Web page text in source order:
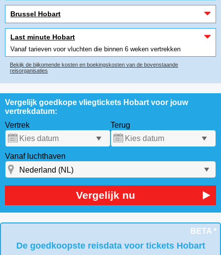
Brussel Hobart
Last minute Hobart
Vanaf tarieven voor vluchten die binnen 6 weken vertrekken
Bekijk de bijkomende kosten en boekingskosten van de bovenstaande
reisorganisaties
Vergelijk goedkope vliegtickets Hobart voor jouw
vertrekdatum:
Vertrek
Terug
Vanaf luchthaven
Vergelijk nu
BETA *
De goedkoopste reisdata voor tickets Hobart